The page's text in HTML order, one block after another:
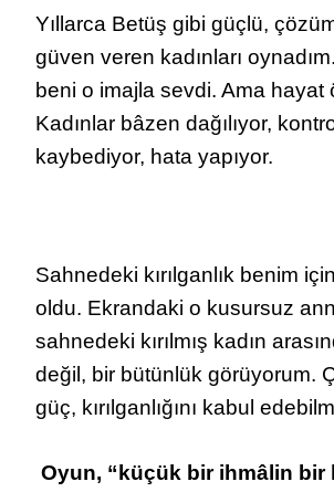
Yıllarca Betüş gibi güçlü,
güven veren kadınları
beni o imajla sevdi. Ama hayat
Kadınlar bâzen dağılıyor,
kaybediyor, hata yapıyor.
Sahnedeki kırılganlık benim
oldu. Ekrandaki o kusursuz
sahnedeki kırılmış kadın
değil, bir bütünlük görüyorum.
güç, kırılganlığını kabul
Oyun, “küçük bir ihmâlin bir